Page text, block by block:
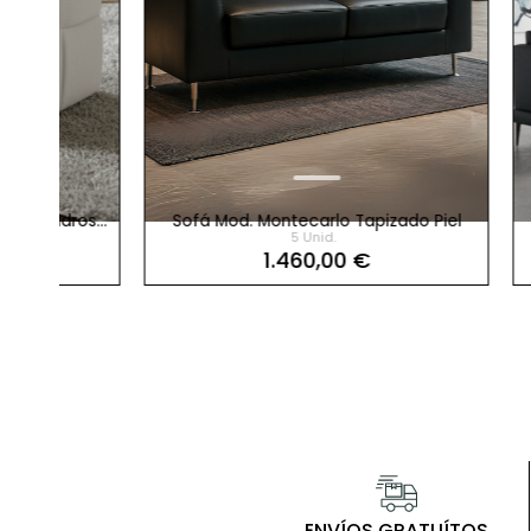
Sofá Mod. Montecarlo Tapizado Piel
1.460,00 €
PS-12113-2753583